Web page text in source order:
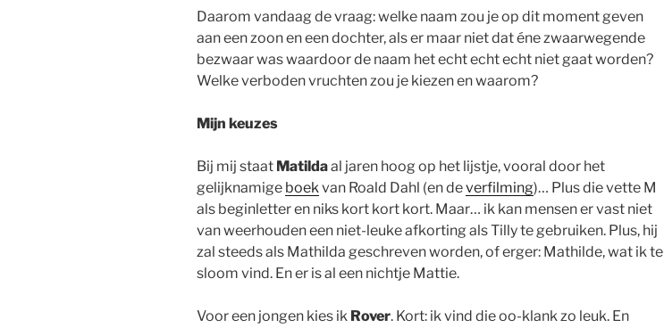
Daarom vandaag de vraag: welke naam zou je op dit moment geven
aan een zoon en een dochter, als er maar niet dat éne zwaarwegende
bezwaar was waardoor de naam het echt echt echt niet gaat worden?
Welke verboden vruchten zou je kiezen en waarom?
Mijn keuzes
Bij mij staat Matildaal jaren hoog op het lijstje, vooral door het
gelijknamige boekvan Roald Dahl (en deverfilming)… Plus die vette M
als beginletter en niks kort kort kort. Maar… ik kan mensen er vast niet
van weerhouden een niet-leuke afkorting als Tilly te gebruiken. Plus, hij
zal steeds als Mathilda geschreven worden, of erger: Mathilde, wat ik te
sloom vind. En er is al een nichtje Mattie.
Voor een jongen kies ik Rover. Kort: ik vind die oo-klank zo leuk. En